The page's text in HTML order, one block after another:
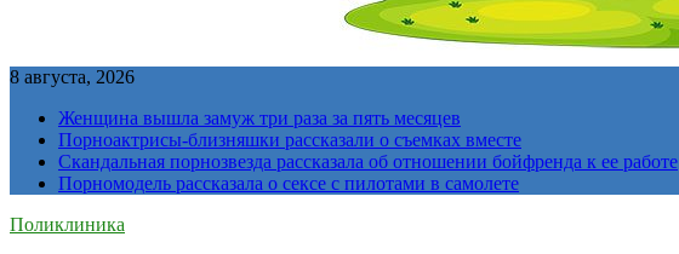
8 августа, 2026
Женщина вышла замуж три раза за пять месяцев
Порноактрисы-близняшки рассказали о съемках вместе
Скандальная порнозвезда рассказала об отношении бойфренда к ее работе
Порномодель рассказала о сексе с пилотами в самолете
Поликлиника